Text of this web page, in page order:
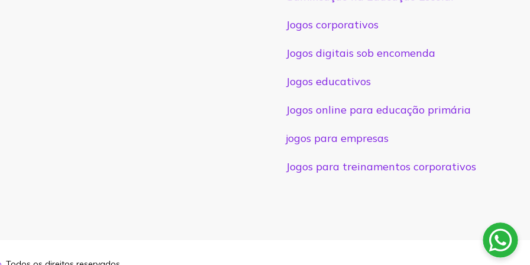
Jogos corporativos
Jogos digitais sob encomenda
Jogos educativos
Jogos online para educação primária
jogos para empresas
Jogos para treinamentos corporativos